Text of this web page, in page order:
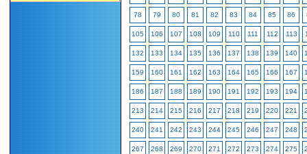
78 79 80 81 82 83 84 85 86
105 106 107 108 109 110 111 112 113
132 133 134 135 136 137 138 139 140
159 160 161 162 163 164 165 166 167
186 187 188 189 190 191 192 193 194
213 214 215 216 217 218 219 220 221
240 241 242 243 244 245 246 247 248
267 268 269 270 271 272 273 274 275